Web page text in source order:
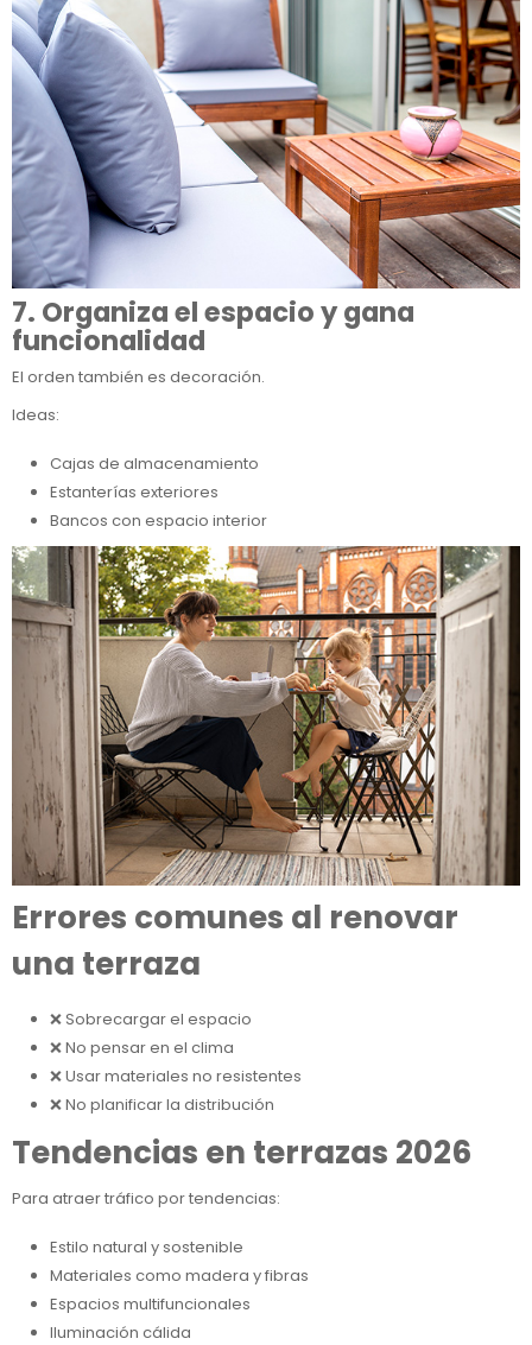
7. Organiza el espacio y gana
funcionalidad
El orden también es decoración.
Ideas:
Cajas de almacenamiento
Estanterías exteriores
Bancos con espacio interior
Errores comunes al renovar
una terraza
❌ Sobrecargar el espacio
❌ No pensar en el clima
❌ Usar materiales no resistentes
❌ No planificar la distribución
Tendencias en terrazas 2026
Para atraer tráfico por tendencias:
Estilo natural y sostenible
Materiales como madera y fibras
Espacios multifuncionales
Iluminación cálida